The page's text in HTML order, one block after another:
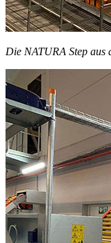
Die NATURA Step aus